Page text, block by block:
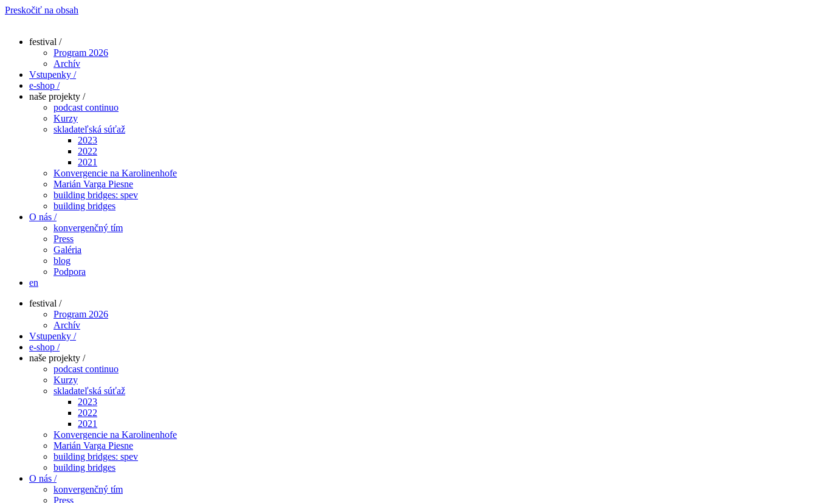
Preskočiť na obsah
festival /
Program 2026
Archív
Vstupenky /
e-shop /
naše projekty /
podcast continuo
Kurzy
skladateľská súťaž
2023
2022
2021
Konvergencie na Karolinenhofe
Marián Varga Piesne
building bridges: spev
building bridges
O nás /
konvergenčný tím
Press
Galéria
blog
Podpora
en
festival /
Program 2026
Archív
Vstupenky /
e-shop /
naše projekty /
podcast continuo
Kurzy
skladateľská súťaž
2023
2022
2021
Konvergencie na Karolinenhofe
Marián Varga Piesne
building bridges: spev
building bridges
O nás /
konvergenčný tím
Press